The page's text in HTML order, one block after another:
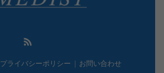
プライバシーポリシー お問い合わせ